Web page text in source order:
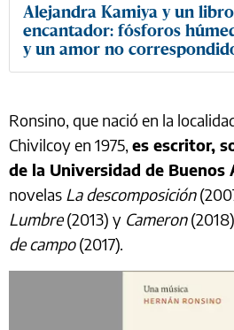
Alejandra Kamiya y un
encantador: fósforos
y un amor no
Ronsino, que nació en la
Chivilcoy en 1975, es escritor,
de la Universidad de Buenos
novelas La descomposición
Lumbre(2013) y Cameron
de campo(2017).